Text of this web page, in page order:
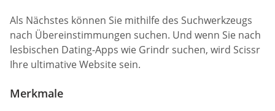
Als Nächstes können Sie mithilfe des Suchwerkzeugs
nach Übereinstimmungen suchen. Und wenn Sie nach
lesbischen Dating-Apps wie Grindr suchen, wird Scissr
Ihre ultimative Website sein.
Merkmale